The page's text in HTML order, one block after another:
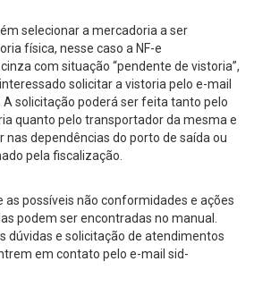
selecionar a mercadoria a ser
física, nesse caso a NF-e
com situação “pendente de vistoria”,
solicitar a vistoria pelo e-mail
A solicitação poderá ser feita tanto pelo
quanto pelo transportador da mesma e
nas dependências do porto de saída ou
pela fiscalização.
as possíveis não conformidades e ações
podem ser encontradas no manual.
dúvidas e solicitação de atendimentos
em contato pelo e-mail sid-